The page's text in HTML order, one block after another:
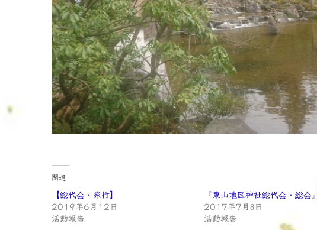
関連
【総代会・旅行】
2019年6月12日
活動報告
『東山地区神社総代会・総会』
2017年7月8日
活動報告